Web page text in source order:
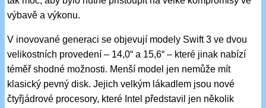
výbavě a výkonu.
V inovované generaci se objevují modely Swift 3 ve dvou
velikostních provedení – 14,0“ a 15,6“ – které jinak nabízí
téměř shodné možnosti. Menší model jen nemůže mít
klasický pevný disk. Jejich velkým lákadlem jsou nové
čtyřjádrové procesory, které Intel představil jen několik